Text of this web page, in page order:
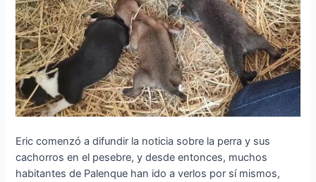
Eric comenzó a difundir la noticia sobre la perra y sus
cachorros en el pesebre, y desde entonces, muchos
habitantes de Palenque han ido a verlos por sí mismos,